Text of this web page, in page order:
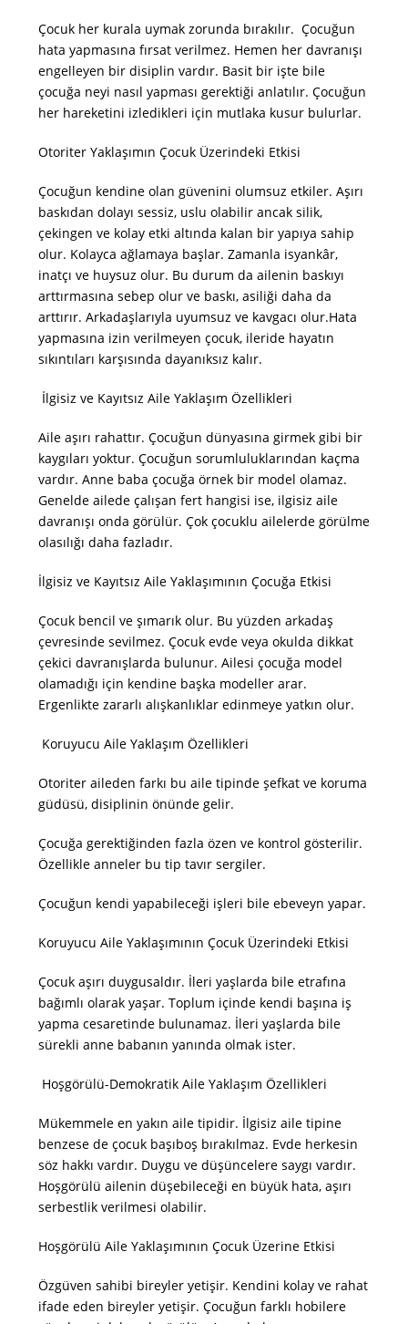
Çocuk her kurala uymak zorunda bırakılır. Çocuğun
hata yapmasına fırsat verilmez. Hemen her davranışı
engelleyen bir disiplin vardır. Basit bir işte bile
çocuğa neyi nasıl yapması gerektiği anlatılır. Çocuğun
her hareketini izledikleri için mutlaka kusur bulurlar.
Otoriter Yaklaşımın Çocuk Üzerindeki Etkisi
Çocuğun kendine olan güvenini olumsuz etkiler. Aşırı
baskıdan dolayı sessiz, uslu olabilir ancak silik,
çekingen ve kolay etki altında kalan bir yapıya sahip
olur. Kolayca ağlamaya başlar. Zamanla isyankâr,
inatçı ve huysuz olur. Bu durum da ailenin baskıyı
arttırmasına sebep olur ve baskı, asiliği daha da
arttırır. Arkadaşlarıyla uyumsuz ve kavgacı olur.Hata
yapmasına izin verilmeyen çocuk, ileride hayatın
sıkıntıları karşısında dayanıksız kalır.
İlgisiz ve Kayıtsız Aile Yaklaşım Özellikleri
Aile aşırı rahattır. Çocuğun dünyasına girmek gibi bir
kaygıları yoktur. Çocuğun sorumluluklarından kaçma
vardır. Anne baba çocuğa örnek bir model olamaz.
Genelde ailede çalışan fert hangisi ise, ilgisiz aile
davranışı onda görülür. Çok çocuklu ailelerde görülme
olasılığı daha fazladır.
İlgisiz ve Kayıtsız Aile Yaklaşımının Çocuğa Etkisi
Çocuk bencil ve şımarık olur. Bu yüzden arkadaş
çevresinde sevilmez. Çocuk evde veya okulda dikkat
çekici davranışlarda bulunur. Ailesi çocuğa model
olamadığı için kendine başka modeller arar.
Ergenlikte zararlı alışkanlıklar edinmeye yatkın olur.
Koruyucu Aile Yaklaşım Özellikleri
Otoriter aileden farkı bu aile tipinde şefkat ve koruma
güdüsü, disiplinin önünde gelir.
Çocuğa gerektiğinden fazla özen ve kontrol gösterilir.
Özellikle anneler bu tip tavır sergiler.
Çocuğun kendi yapabileceği işleri bile ebeveyn yapar.
Koruyucu Aile Yaklaşımının Çocuk Üzerindeki Etkisi
Çocuk aşırı duygusaldır. İleri yaşlarda bile etrafına
bağımlı olarak yaşar. Toplum içinde kendi başına iş
yapma cesaretinde bulunamaz. İleri yaşlarda bile
sürekli anne babanın yanında olmak ister.
Hoşgörülü-Demokratik Aile Yaklaşım Özellikleri
Mükemmele en yakın aile tipidir. İlgisiz aile tipine
benzese de çocuk başıboş bırakılmaz. Evde herkesin
söz hakkı vardır. Duygu ve düşüncelere saygı vardır.
Hoşgörülü ailenin düşebileceği en büyük hata, aşırı
serbestlik verilmesi olabilir.
Hoşgörülü Aile Yaklaşımının Çocuk Üzerine Etkisi
Özgüven sahibi bireyler yetişir. Kendini kolay ve rahat
ifade eden bireyler yetişir. Çocuğun farklı hobilere